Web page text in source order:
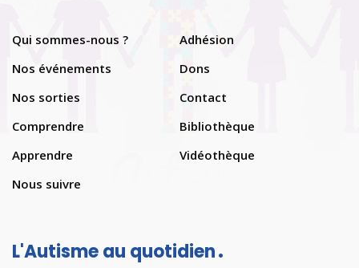
Qui sommes-nous ?
Nos événements
Nos sorties
Comprendre
Apprendre
Nous suivre
Adhésion
Dons
Contact
Bibliothèque
Vidéothèque
L'Autisme au quotidien